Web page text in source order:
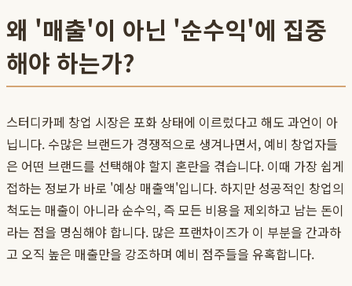
왜 '매출'이 아닌 '순수익'에 집중
해야 하는가?
스터디카페 창업 시장은 포화 상태에 이르렀다고 해도 과언이 아
닙니다. 수많은 브랜드가 경쟁적으로 생겨나면서, 예비 창업자들
은 어떤 브랜드를 선택해야 할지 혼란을 겪습니다. 이때 가장 쉽게
접하는 정보가 바로 '예상 매출액'입니다. 하지만 성공적인 창업의
척도는 매출이 아니라 순수익, 즉 모든 비용을 제외하고 남는 돈이
라는 점을 명심해야 합니다. 많은 프랜차이즈가 이 부분을 간과하
고 오직 높은 매출만을 강조하며 예비 점주들을 유혹합니다.